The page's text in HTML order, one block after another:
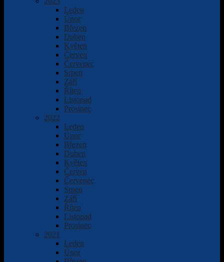
Leden
Únor
Březen
Duben
Květen
Červen
Červenec
Srpen
Září
Říjen
Listopad
Prosinec
2022
Leden
Únor
Březen
Duben
Květen
Červen
Červenec
Srpen
Září
Říjen
Listopad
Prosinec
2021
Leden
Únor